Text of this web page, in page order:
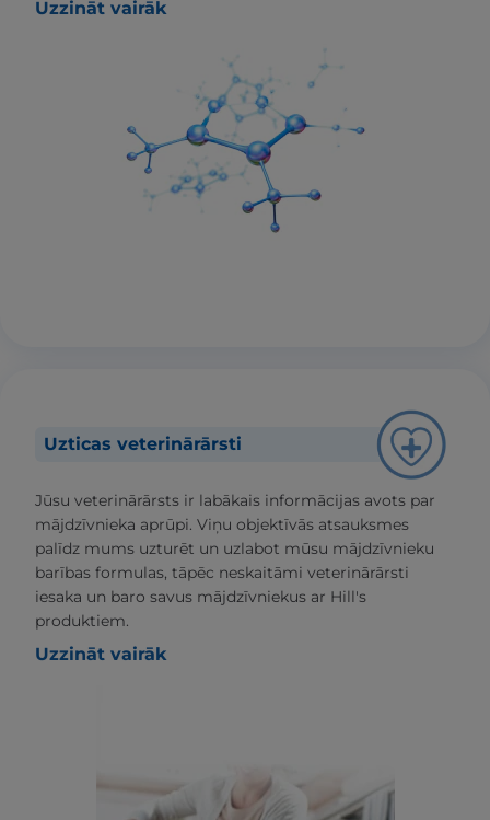
Uzzināt vairāk
Uzticas veterinārārsti
Jūsu veterinārārsts ir labākais informācijas avots par
mājdzīvnieka aprūpi. Viņu objektīvās atsauksmes
palīdz mums uzturēt un uzlabot mūsu mājdzīvnieku
barības formulas, tāpēc neskaitāmi veterinārārsti
iesaka un baro savus mājdzīvniekus ar Hill's
produktiem.
Uzzināt vairāk